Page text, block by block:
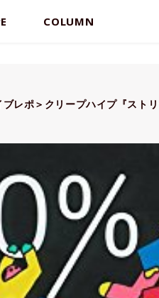
COLUMN
ブレポ＞クリープハイプ『スト